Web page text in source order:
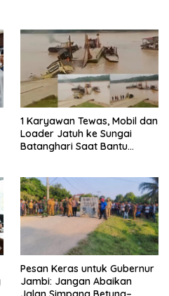
1 Karyawan Tewas, Mobil dan
Loader Jatuh ke Sungai
Batanghari Saat Bantu
Pesan Keras untuk Gubernur
Jambi: Jangan Abaikan